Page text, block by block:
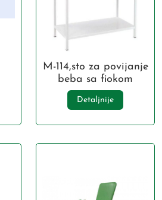
M-114,sto za povijanje
beba sa fiokom
Detaljnije